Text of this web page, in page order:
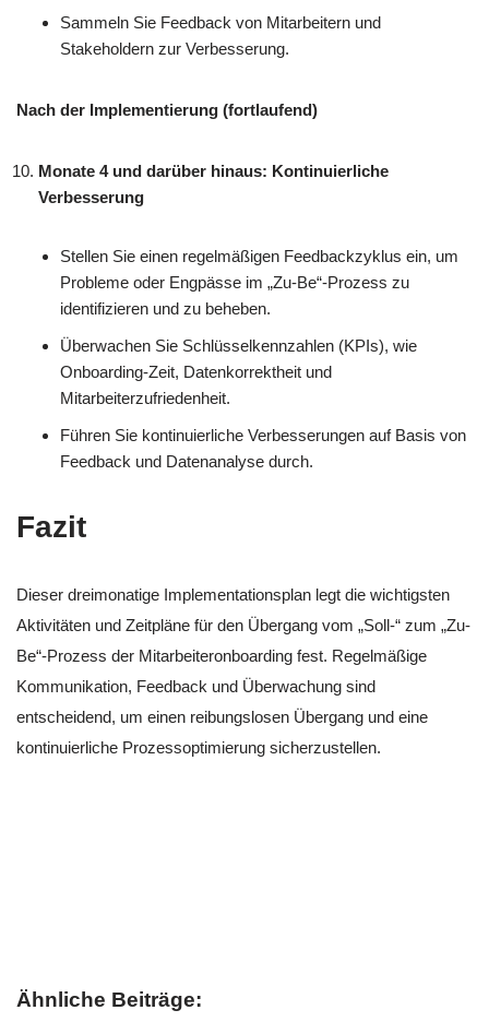
Sammeln Sie Feedback von Mitarbeitern und
Stakeholdern zur Verbesserung.
Nach der Implementierung (fortlaufend)
Monate 4 und darüber hinaus: Kontinuierliche
Verbesserung
Stellen Sie einen regelmäßigen Feedbackzyklus ein, um
Probleme oder Engpässe im „Zu-Be“-Prozess zu
identifizieren und zu beheben.
Überwachen Sie Schlüsselkennzahlen (KPIs), wie
Onboarding-Zeit, Datenkorrektheit und
Mitarbeiterzufriedenheit.
Führen Sie kontinuierliche Verbesserungen auf Basis von
Feedback und Datenanalyse durch.
Fazit
Dieser dreimonatige Implementationsplan legt die wichtigsten
Aktivitäten und Zeitpläne für den Übergang vom „Soll-“ zum „Zu-
Be“-Prozess der Mitarbeiteronboarding fest. Regelmäßige
Kommunikation, Feedback und Überwachung sind
entscheidend, um einen reibungslosen Übergang und eine
kontinuierliche Prozessoptimierung sicherzustellen.
Ähnliche Beiträge: